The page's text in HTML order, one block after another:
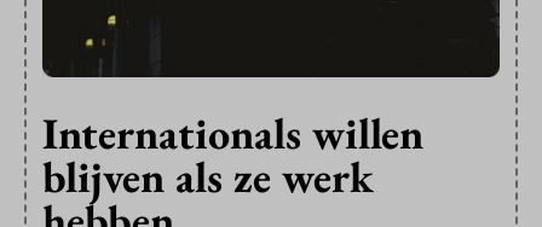
Internationals willen
blijven als ze werk